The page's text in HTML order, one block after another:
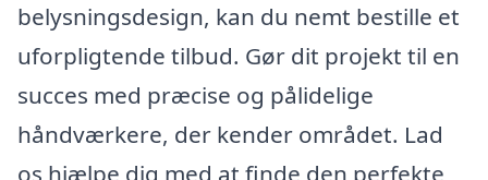
belysningsdesign, kan du nemt bestille et
uforpligtende tilbud. Gør dit projekt til en
succes med præcise og pålidelige
håndværkere, der kender området. Lad